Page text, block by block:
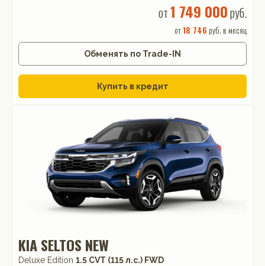
от1 749 000руб.
от18 746 руб. в месяц
Обменять по Trade-IN
Купить в кредит
KIA SELTOS NEW
Deluxe Edition 1.5 CVT (115 л.с.) FWD